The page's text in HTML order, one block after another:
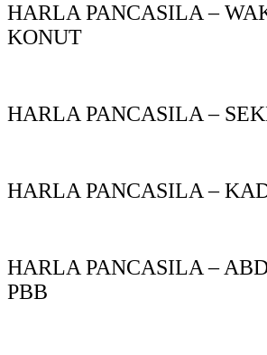
HARLA PANCASILA –
KONUT
HARLA PANCASILA –
HARLA PANCASILA –
HARLA PANCASILA –
PBB